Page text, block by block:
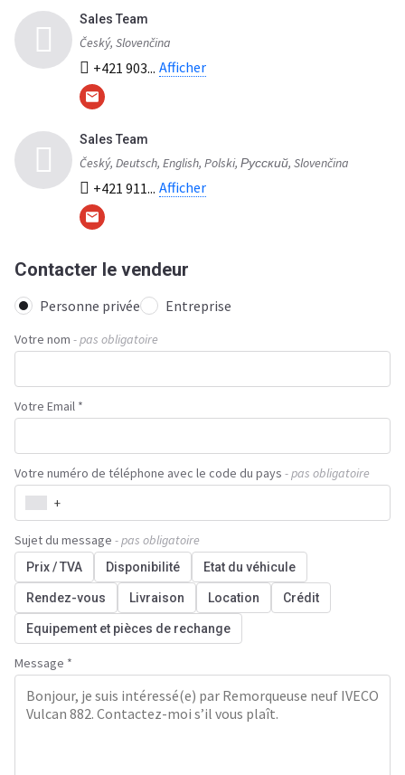
Sales Team
Český, Slovenčina
+421 903... Afficher
Sales Team
Český, Deutsch, English, Polski, Русский, Slovenčina
+421 911... Afficher
Contacter le vendeur
Personne privée Entreprise
Votre nom - pas obligatoire
Votre Email *
Votre numéro de téléphone avec le code du pays - pas obligatoire
+
Sujet du message - pas obligatoire
Prix / TVA Disponibilité Etat du véhicule
Rendez-vous Livraison Location Crédit
Equipement et pièces de rechange
Message *